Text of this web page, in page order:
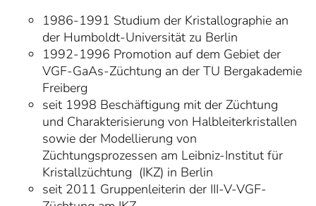
1986-1991 Studium der Kristallographie an
der Humboldt-Universität zu Berlin
1992-1996 Promotion auf dem Gebiet der
VGF-GaAs-Züchtung an der TU Bergakademie
Freiberg
seit 1998 Beschäftigung mit der Züchtung
und Charakterisierung von Halbleiterkristallen
sowie der Modellierung von
Züchtungsprozessen am Leibniz-Institut für
Kristallzüchtung (IKZ) in Berlin
seit 2011 Gruppenleiterin der III-V-VGF-